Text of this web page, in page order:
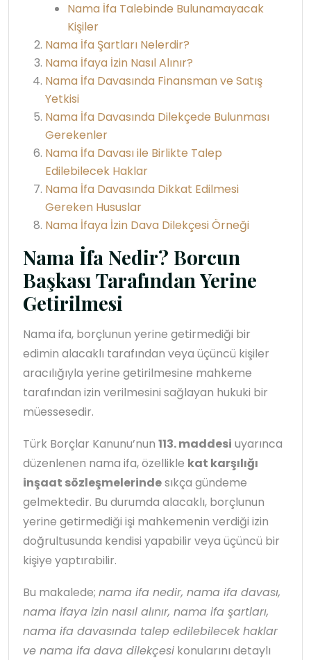
Nama İfa Talebinde Bulunamayacak
Kişiler
Nama İfa Şartları Nelerdir?
Nama İfaya İzin Nasıl Alınır?
Nama İfa Davasında Finansman ve Satış
Yetkisi
Nama İfa Davasında Dilekçede Bulunması
Gerekenler
Nama İfa Davası ile Birlikte Talep
Edilebilecek Haklar
Nama İfa Davasında Dikkat Edilmesi
Gereken Hususlar
Nama İfaya İzin Dava Dilekçesi Örneği
Nama İfa Nedir? Borcun
Başkası Tarafından Yerine
Getirilmesi
Nama ifa, borçlunun yerine getirmediği bir
edimin alacaklı tarafından veya üçüncü kişiler
aracılığıyla yerine getirilmesine mahkeme
tarafından izin verilmesini sağlayan hukuki bir
müessesedir.
Türk Borçlar Kanunu’nun 113. maddesi uyarınca
düzenlenen nama ifa, özellikle kat karşılığı
inşaat sözleşmelerindesıkça gündeme
gelmektedir. Bu durumda alacaklı, borçlunun
yerine getirmediği işi mahkemenin verdiği izin
doğrultusunda kendisi yapabilir veya üçüncü bir
kişiye yaptırabilir.
Bu makalede; nama ifa nedir, nama ifa davası,
nama ifaya izin nasıl alınır, nama ifa şartları,
nama ifa davasında talep edilebilecek haklar
ve nama ifa dava dilekçesi konularını detaylı